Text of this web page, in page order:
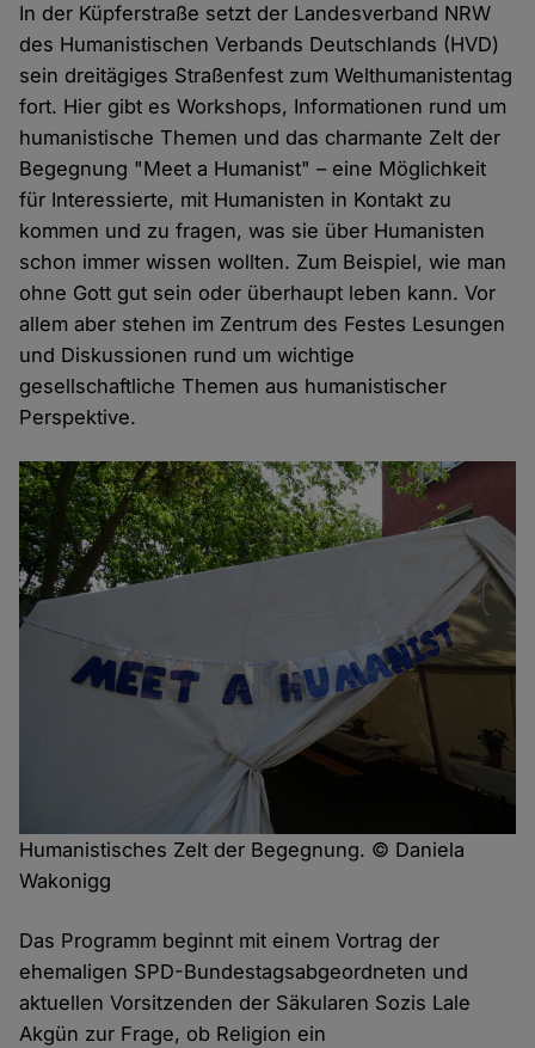
In der Küpferstraße setzt der Landesverband NRW
des Humanistischen Verbands Deutschlands (HVD)
sein dreitägiges Straßenfest zum Welthumanistentag
fort. Hier gibt es Workshops, Informationen rund um
humanistische Themen und das charmante Zelt der
Begegnung "Meet a Humanist" – eine Möglichkeit
für Interessierte, mit Humanisten in Kontakt zu
kommen und zu fragen, was sie über Humanisten
schon immer wissen wollten. Zum Beispiel, wie man
ohne Gott gut sein oder überhaupt leben kann. Vor
allem aber stehen im Zentrum des Festes Lesungen
und Diskussionen rund um wichtige
gesellschaftliche Themen aus humanistischer
Perspektive.
Humanistisches Zelt der Begegnung. © Daniela
Wakonigg
Das Programm beginnt mit einem Vortrag der
ehemaligen SPD-Bundestagsabgeordneten und
aktuellen Vorsitzenden der Säkularen Sozis Lale
Akgün zur Frage, ob Religion ein